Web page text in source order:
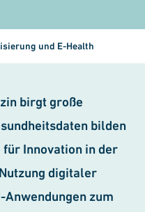
und E-Health
birgt große
bilden
Innovation in der
digitaler
zum